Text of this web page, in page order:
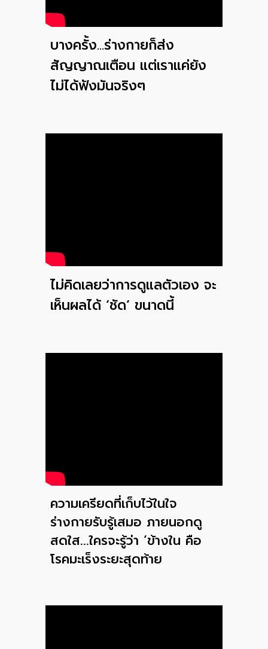
บางครั้ง...ร่างกายก็ส่ง
สัญญาณเตือน แต่เราแค่ยัง
ไม่ได้ฟังมันจริงๆ
ไม่คิดเลยว่าการดูแลตัวเอง จะ
เห็นผลได้ ‘ชัด’ ขนาดนี้
ความเครียดที่เก็บไว้ในใจ
ร่างกายรับรู้เสมอ ภายนอกดู
สดใส...ใครจะรู้ว่า ‘ข้างใน คือ
โรคมะเร็งระยะสุดท้าย